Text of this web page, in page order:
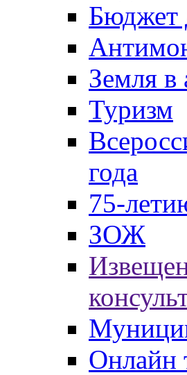
Бюджет
Земля в
Туризм
года
75-
ЗОЖ
Онлайн